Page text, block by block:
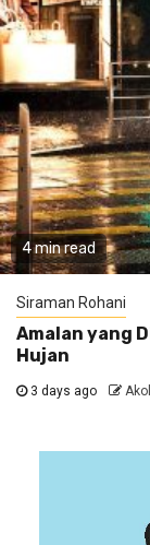
4 min read
Siraman Rohani
Amalan yang
Hujan
3 days ago Akol